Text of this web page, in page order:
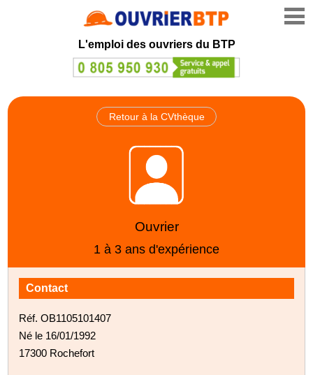
L'emploi des ouvriers du BTP
Retour à la CVthèque
Ouvrier
1 à 3 ans d'expérience
Contact
Réf. OB1105101407
Né le 16/01/1992
17300 Rochefort